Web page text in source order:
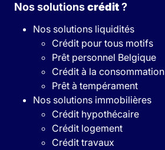
Nos solutionscrédit?
Nos solutions liquidités
Crédit pour tous motifs
Prêt personnel Belgique
Crédit à la consommation
Prêt à tempérament
Nos solutions immobilières
Crédit hypothécaire
Crédit logement
Crédit travaux